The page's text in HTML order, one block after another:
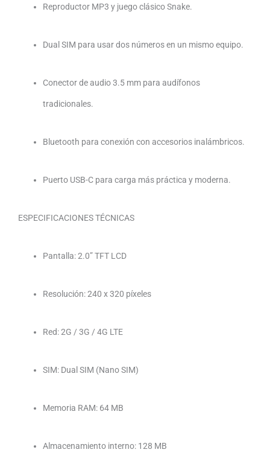
Reproductor MP3 y juego clásico Snake.
Dual SIM para usar dos números en un mismo equipo.
Conector de audio 3.5 mm para audífonos
tradicionales.
Bluetooth para conexión con accesorios inalámbricos.
Puerto USB-C para carga más práctica y moderna.
ESPECIFICACIONES TÉCNICAS
Pantalla: 2.0” TFT LCD
Resolución: 240 x 320 píxeles
Red: 2G / 3G / 4G LTE
SIM: Dual SIM (Nano SIM)
Memoria RAM: 64 MB
Almacenamiento interno: 128 MB